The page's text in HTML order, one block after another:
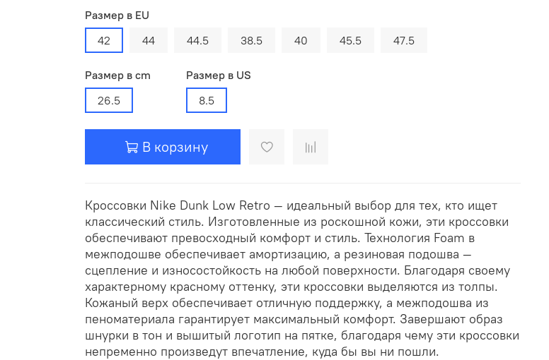
Размер в EU
42
44 44.5 38.5 40 45.5 47.5
Размер в cm
26.5
Размер в US
8.5
В корзину
Кроссовки Nike Dunk Low Retro — идеальный выбор для тех, кто ищет
классический стиль. Изготовленные из роскошной кожи, эти кроссовки
обеспечивают превосходный комфорт и стиль. Технология Foam в
межподошве обеспечивает амортизацию, а резиновая подошва —
сцепление и износостойкость на любой поверхности. Благодаря своему
характерному красному оттенку, эти кроссовки выделяются из толпы.
Кожаный верх обеспечивает отличную поддержку, а межподошва из
пеноматериала гарантирует максимальный комфорт. Завершают образ
шнурки в тон и вышитый логотип на пятке, благодаря чему эти кроссовки
непременно произведут впечатление, куда бы вы ни пошли.